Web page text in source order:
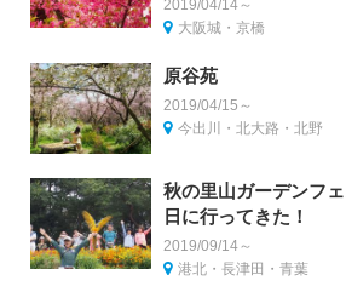
2019/04/14～
大阪城・京橋
原谷苑
2019/04/15～
今出川・北大路・北野
秋の里山ガーデンフ
日に行ってきた！
2019/09/14～
港北・長津田・青葉